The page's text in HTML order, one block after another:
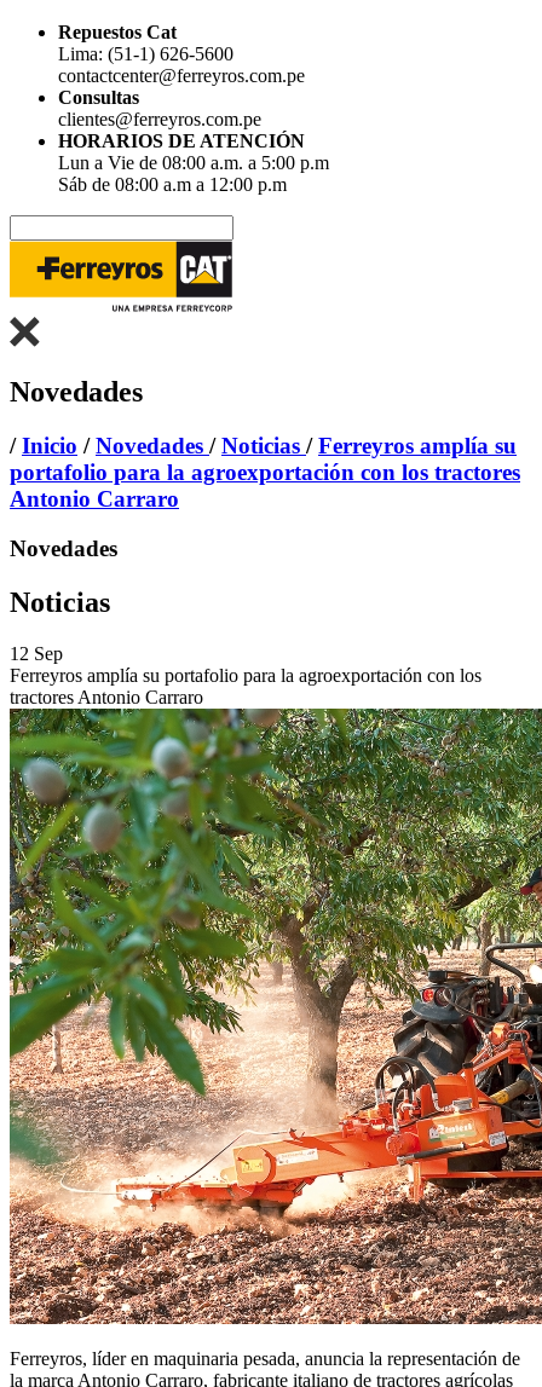
Repuestos Cat
Lima: (51-1) 626-5600
contactcenter@ferreyros.com.pe
Consultas
clientes@ferreyros.com.pe
HORARIOS DE ATENCIÓN
Lun a Vie de 08:00 a.m. a 5:00 p.m
Sáb de 08:00 a.m a 12:00 p.m
Novedades
/Inicio /Novedades /Noticias /Ferreyros amplía su
portafolio para la agroexportación con los tractores
Antonio Carraro
Novedades
Noticias
12 Sep
Ferreyros amplía su portafolio para la agroexportación con los
tractores Antonio Carraro
Ferreyros, líder en maquinaria pesada, anuncia la representación de
la marca Antonio Carraro, fabricante italiano de tractores agrícolas